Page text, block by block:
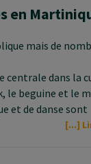
en
mais de
centrale dans la
le beguine et le
et de danse sont
[...]